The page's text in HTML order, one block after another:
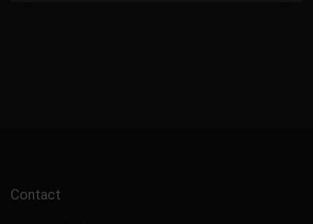
Contact